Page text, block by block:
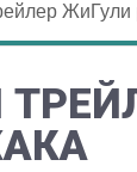
ЖиГули